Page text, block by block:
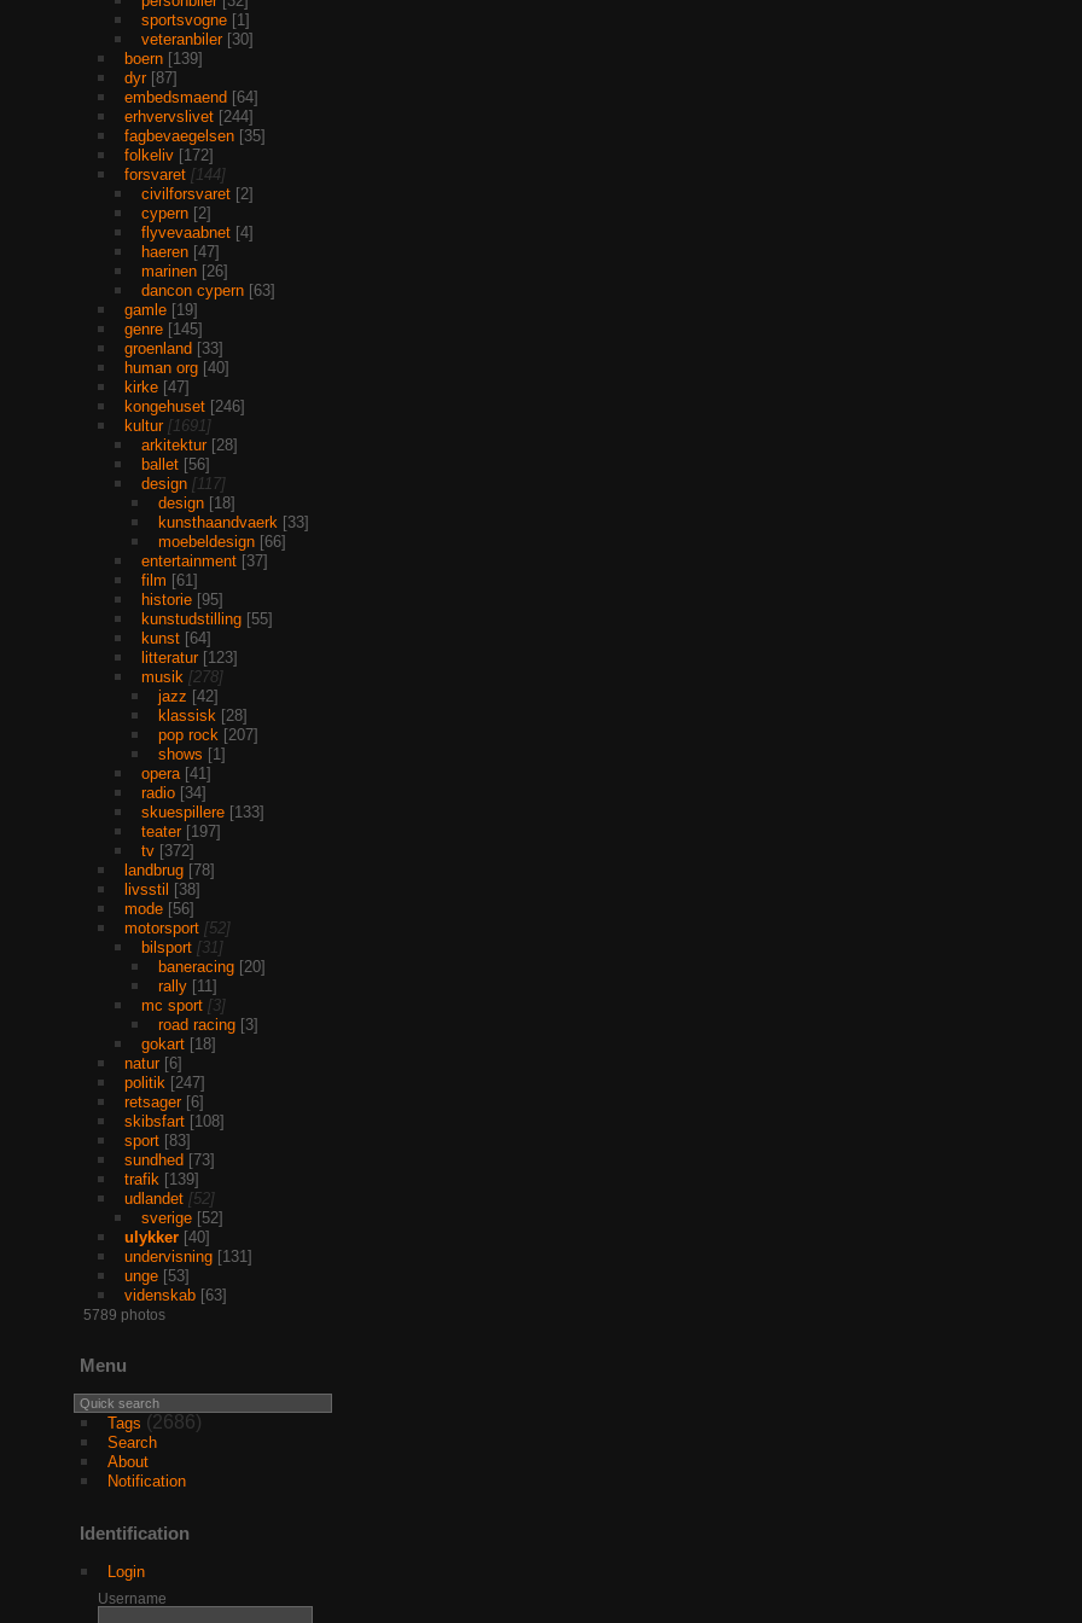
sportsvogne 1
veteranbiler 30
boern 139
dyr 87
embedsmaend 64
erhvervslivet 244
fagbevaegelsen 35
folkeliv 172
forsvaret 144
civilforsvaret 2
cypern 2
flyvevaabnet 4
haeren 47
marinen 26
dancon cypern 63
gamle 19
genre 145
groenland 33
human org 40
kirke 47
kongehuset 246
kultur 1691
arkitektur 28
ballet 56
design 117
design 18
kunsthaandvaerk 33
moebeldesign 66
entertainment 37
film 61
historie 95
kunstudstilling 55
kunst 64
litteratur 123
musik 278
jazz 42
klassisk 28
pop rock 207
shows 1
opera 41
radio 34
skuespillere 133
teater 197
tv 372
landbrug 78
livsstil 38
mode 56
motorsport 52
bilsport 31
baneracing 20
rally 11
mc sport 3
road racing 3
gokart 18
natur 6
politik 247
retsager 6
skibsfart 108
sport 83
sundhed 73
trafik 139
udlandet 52
sverige 52
ulykker 40
undervisning 131
unge 53
videnskab 63
5789 photos
Menu
Tags (2686)
Search
About
Notification
Identification
Login
Username